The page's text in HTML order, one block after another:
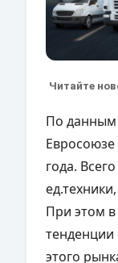
Читайте
По данным
Евросоюзе
года.
При этом
тенденции
этого